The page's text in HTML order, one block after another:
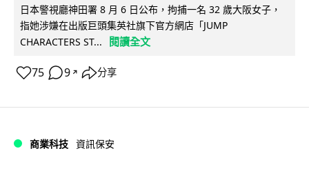
日本警視廳神田署 8 月 6 日公布，拘捕一名 32 歲大阪女子，
指她涉嫌在出版巨頭集英社旗下官方網店「JUMP
CHARACTERS ST...
閱讀全文
75 9 ↗ 分享
商業科技 資訊保安